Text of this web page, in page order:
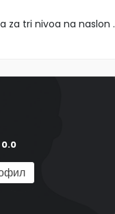
za tri nivoa na naslon .
0.0